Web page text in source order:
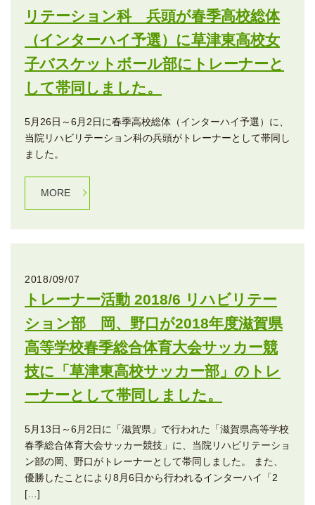
リテーション科 兵頭が春季高校総体
（インターハイ予選）に草津東高校女
子バスケットボール部にトレーナーと
して帯同しました。
5月26日～6月2日に春季高校総体（インターハイ予選）に、
当院リハビリテーション科の兵頭がトレーナーとして帯同し
ました。
MORE
2018/09/07
トレーナー活動 2018/6 リハビリテー
ション部 岡、野口が2018年度滋賀県
高等学校春季総合体育大会サッカー競
技に「草津東高校サッカー部」のトレ
ーナーとして帯同しました。
5月13日～6月2日に「滋賀県」で行われた「滋賀県高等学校
春季総合体育大会サッカー競技」に、当院リハビリテーショ
ン部の岡、野口がトレーナーとして帯同しました。 また、
優勝したことにより8月6日から行われるインターハイ「2
[…]